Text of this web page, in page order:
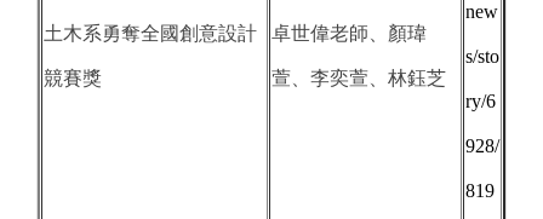
土木系勇奪全國創意設計
競賽獎
卓世偉老師、顏瑋
萱、李奕萱、林鈺芝
new
s/sto
ry/6
928/
819